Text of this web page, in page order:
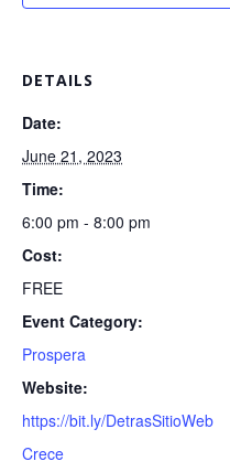
DETAILS
Date:
June 21, 2023
Time:
6:00 pm - 8:00 pm
Cost:
FREE
Event Category:
Prospera
Website:
https://bit.ly/DetrasSitioWeb
Crece